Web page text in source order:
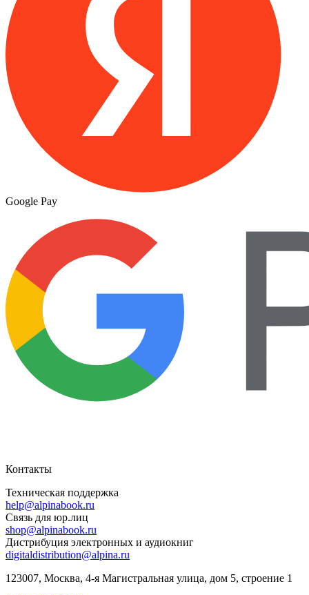
Google Pay
Контакты
Техническая поддержка
help@alpinabook.ru
Связь для юр.лиц
shop@alpinabook.ru
Дистрибуция электронных и аудиокниг
digitaldistribution@alpina.ru
123007, Москва, 4-я Магистральная улица, дом 5, строение 1